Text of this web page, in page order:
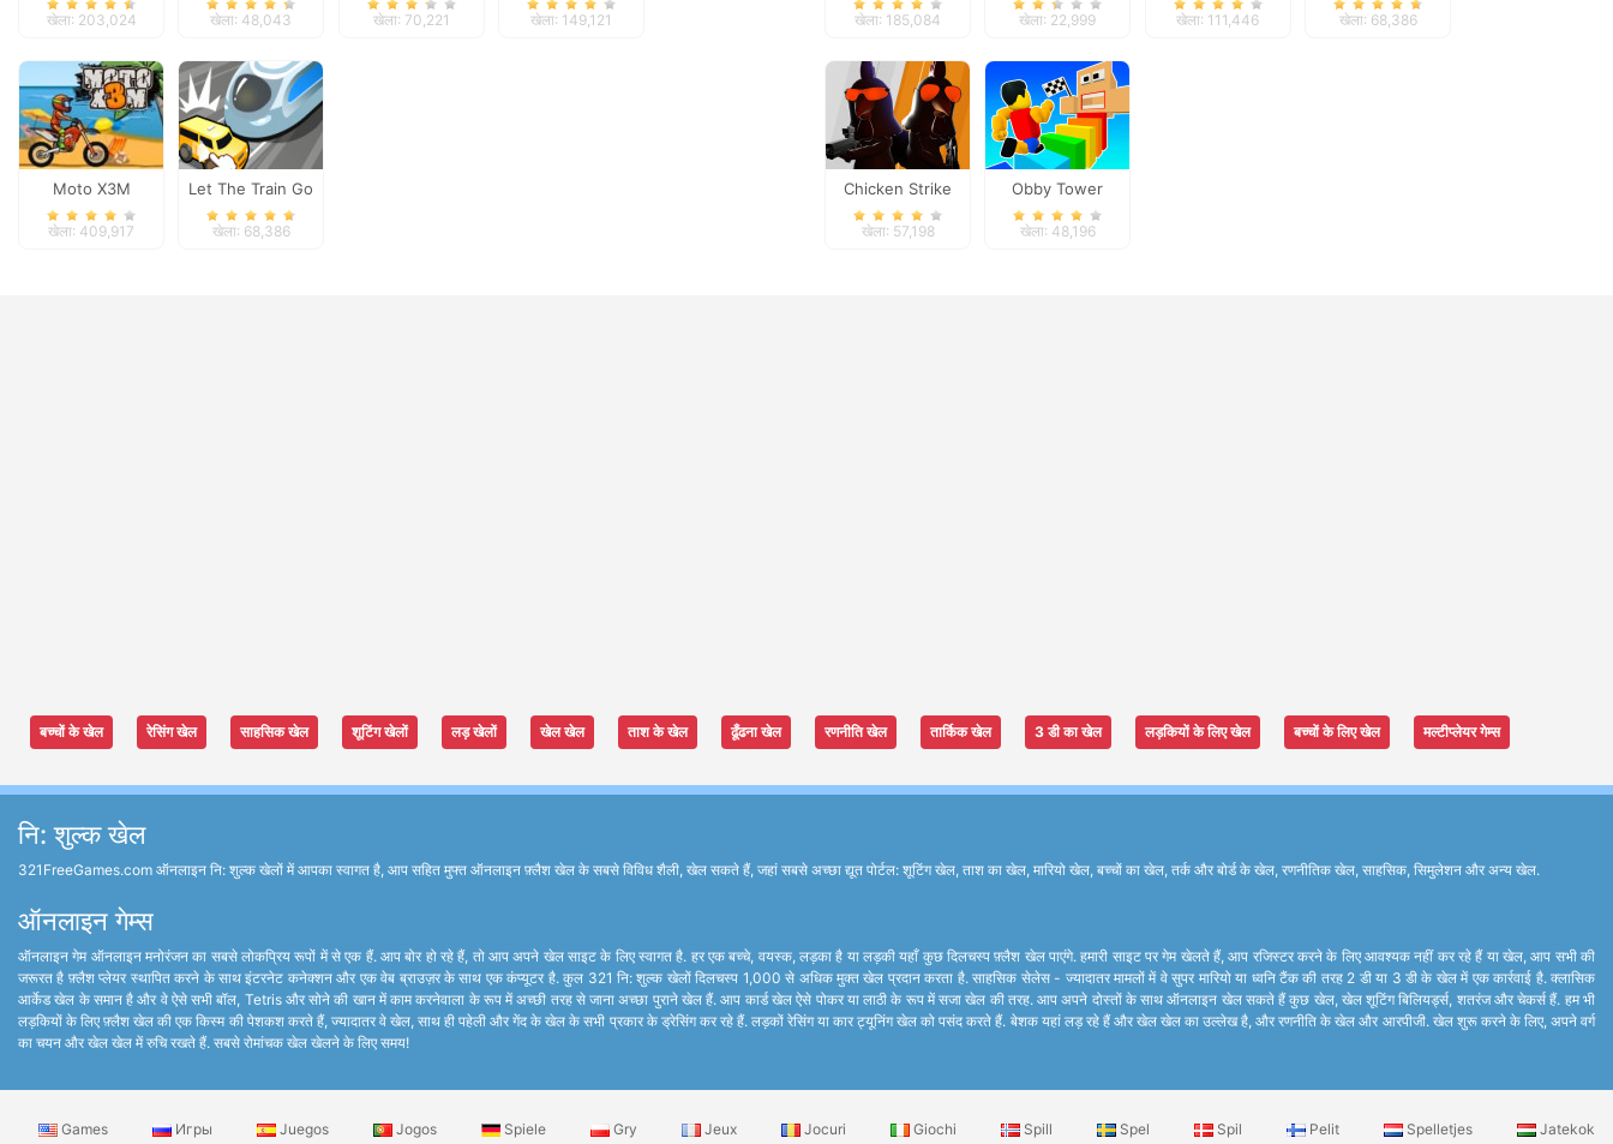
खेला: 203,024
Adventure 2
खेला: 48,043
Buccaneer
खेला: 70,221 खेला: 149,121
Moto X3M
खेला: 409,917
Let The Train Go
खेला: 68,386
2018
खेला: 185,084 खेला: 22,999
Fighter
खेला: 111,446 खेला: 68,386
Chicken Strike
खेला: 57,198
Obby Tower
Parkour Climb
खेला: 48,196
बच्चों के खेल रेसिंग खेल साहसिक खेल शूटिंग खेलों लड़ खेलों खेल खेल ताश के खेल ढूँढना खेल रणनीति खेल तार्किक खेल 3 डी का खेल लड़कियों के लिए खेल बच्चों के लिए खेल मल्टीप्लेयर गेम्स
नि: शुल्क खेल
321FreeGames.com ऑनलाइन नि: शुल्क खेलों में आपका स्वागत है, आप सहित मुफ्त ऑनलाइन फ़्लैश खेल के सबसे विविध शैली, खेल सकते हैं, जहां सबसे अच्छा द्यूत पोर्टल: शूटिंग खेल, ताश का खेल, मारियो खेल, बच्चों का खेल, तर्क और बोर्ड के खेल, रणनीतिक खेल, साहसिक, सिमुलेशन और अन्य खेल.
ऑनलाइन गेम्स
ऑनलाइन गेम ऑनलाइन मनोरंजन का सबसे लोकप्रिय रूपों में से एक हैं. आप बोर हो रहे हैं, तो आप अपने खेल साइट के लिए स्वागत है. हर एक बच्चे, वयस्क, लड़का है या लड़की यहाँ कुछ दिलचस्प फ़्लैश खेल पाएंगे. हमारी साइट पर गेम खेलते हैं, आप रजिस्टर करने के लिए आवश्यक नहीं कर रहे हैं या खेल, आप सभी की
जरूरत है फ़्लैश प्लेयर स्थापित करने के साथ इंटरनेट कनेक्शन और एक वेब ब्राउज़र के साथ एक कंप्यूटर है. कुल 321 नि: शुल्क खेलों दिलचस्प 1,000 से अधिक मुक्त खेल प्रदान करता है. साहसिक सेलेस - ज्यादातर मामलों में वे सुपर मारियो या ध्वनि टैंक की तरह 2 डी या 3 डी के खेल में एक कार्रवाई है. क्लासिक
आर्केड खेल के समान है और वे ऐसे सभी बॉल, Tetris और सोने की खान में काम करनेवाला के रूप में अच्छी तरह से जाना अच्छा पुराने खेल हैं. आप कार्ड खेल ऐसे पोकर या लाठी के रूप में सजा खेल की तरह. आप अपने दोस्तों के साथ ऑनलाइन खेल सकते हैं कुछ खेल, खेल शूटिंग बिलियर्ड्स, शतरंज और चेकर्स हैं. हम भी
लड़कियों के लिए फ़्लैश खेल की एक किस्म की पेशकश करते हैं, ज्यादातर वे खेल, साथ ही पहेली और गेंद के खेल के सभी प्रकार के ड्रेसिंग कर रहे हैं. लड़कों रेसिंग या कार ट्यूनिंग खेल को पसंद करते हैं. बेशक यहां लड़ रहे हैं और खेल खेल का उल्लेख है, और रणनीति के खेल और आरपीजी. खेल शुरू करने के लिए, अपने वर्ग
का चयन और खेल खेल में रुचि रखते हैं. सबसे रोमांचक खेल खेलने के लिए समय!
Games Игры Juegos Jogos Spiele Gry Jeux Jocuri Giochi Spill Spel Spil Pelit Spelletjes Jatekok